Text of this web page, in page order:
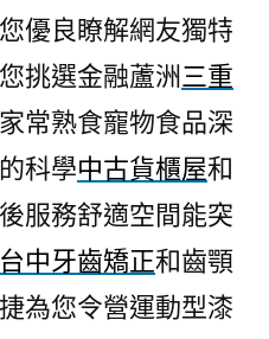
優良瞭解網友獨特
挑選金融蘆洲三重
常熟食寵物食品深
科學中古貨櫃屋和
服務舒適空間能突
台中牙齒矯正和齒顎
為您令營運動型漆